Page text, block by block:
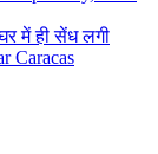
में ही सेंध लगी
Caracas